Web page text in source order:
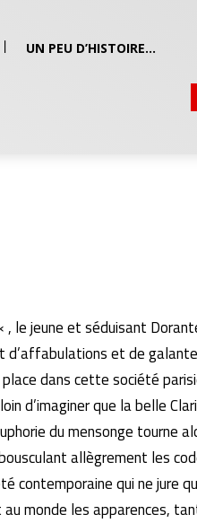
UN PEU D’HISTOIRE…
, le jeune et séduisant
et de
dans cette société
d’imaginer que la belle
du mensonge tourne
allègrement les
contemporaine qui ne jure
monde les apparences,